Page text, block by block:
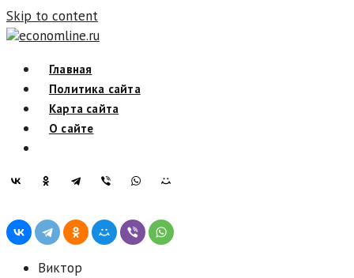
Skip to content
economline.ru
Главная
Политика сайта
Карта сайта
О сайте
Виктор